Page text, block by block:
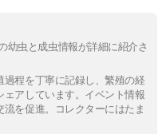
幼虫と成虫情報が詳細に紹介さ
程を丁寧に記録し、繁殖の経
アしています。イベント情報
を促進。コレクターにはたま